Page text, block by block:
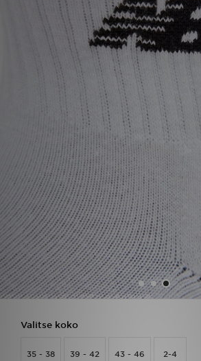
Valitse koko
35 - 38 39 - 42 43 - 46 2-4
Tuotemerkit
Inspiroidu
Lataa JD-sovellus
Minun JD
Minun viestini
Asiakaspalvelu ja tietoa